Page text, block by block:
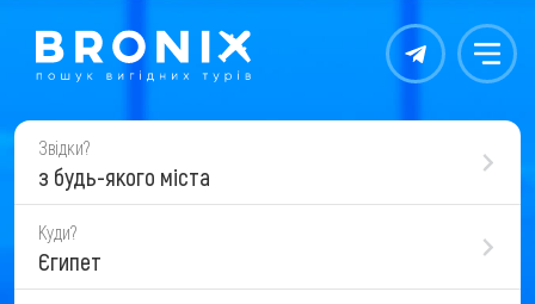
Контакты Меню
Звідки?
з будь-якого міста
Куди?
Єгипет